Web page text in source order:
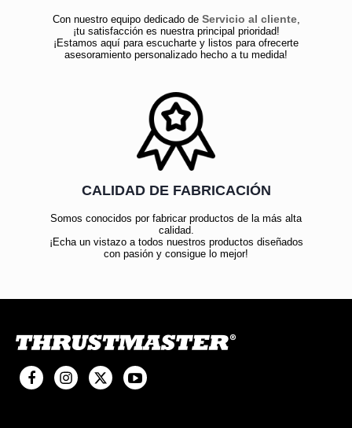
Con nuestro equipo dedicado de Servicio al cliente,
¡tu satisfacción es nuestra principal prioridad!
¡Estamos aquí para escucharte y listos para ofrecerte
asesoramiento personalizado hecho a tu medida!
CALIDAD DE FABRICACIÓN
Somos conocidos por fabricar productos de la más alta
calidad.
¡Echa un vistazo a todos nuestros productos diseñados
con pasión y consigue lo mejor!